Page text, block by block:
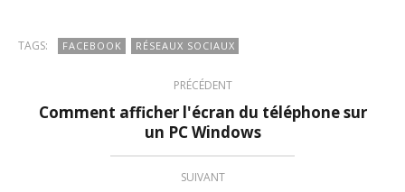
TAGS: FACEBOOK RÉSEAUX SOCIAUX
PRÉCÉDENT
Comment afficher l'écran du téléphone sur
un PC Windows
SUIVANT